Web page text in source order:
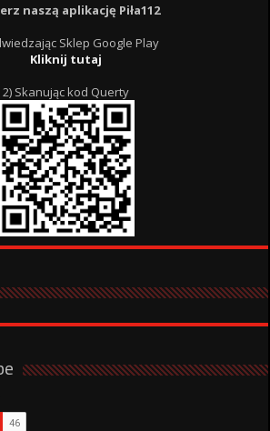
naszą aplikację Piła112
Sklep Google Play
Kliknij tutaj
2) Skanując kod Querty